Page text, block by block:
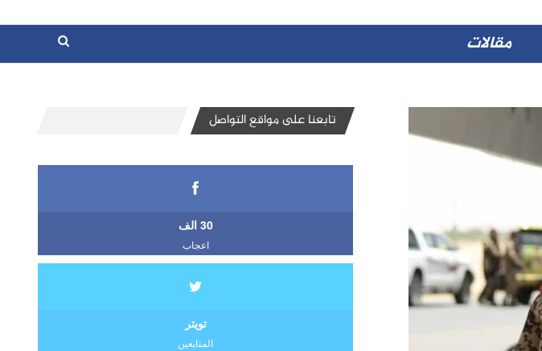
مقالات
تابعنا على مواقع التواصل
30 الف
اعجاب
تويتر
المتابعين